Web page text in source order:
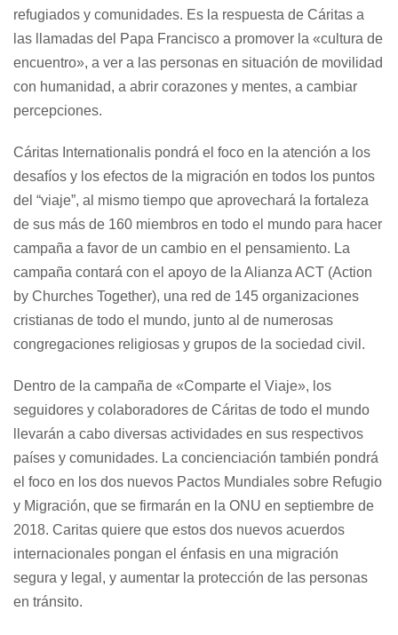
refugiados y comunidades. Es la respuesta de Cáritas a
las llamadas del Papa Francisco a promover la «cultura de
encuentro», a ver a las personas en situación de movilidad
con humanidad, a abrir corazones y mentes, a cambiar
percepciones.
Cáritas Internationalis pondrá el foco en la atención a los
desafíos y los efectos de la migración en todos los puntos
del “viaje”, al mismo tiempo que aprovechará la fortaleza
de sus más de 160 miembros en todo el mundo para hacer
campaña a favor de un cambio en el pensamiento. La
campaña contará con el apoyo de la Alianza ACT (Action
by Churches Together), una red de 145 organizaciones
cristianas de todo el mundo, junto al de numerosas
congregaciones religiosas y grupos de la sociedad civil.
Dentro de la campaña de «Comparte el Viaje», los
seguidores y colaboradores de Cáritas de todo el mundo
llevarán a cabo diversas actividades en sus respectivos
países y comunidades. La concienciación también pondrá
el foco en los dos nuevos Pactos Mundiales sobre Refugio
y Migración, que se firmarán en la ONU en septiembre de
2018. Caritas quiere que estos dos nuevos acuerdos
internacionales pongan el énfasis en una migración
segura y legal, y aumentar la protección de las personas
en tránsito.